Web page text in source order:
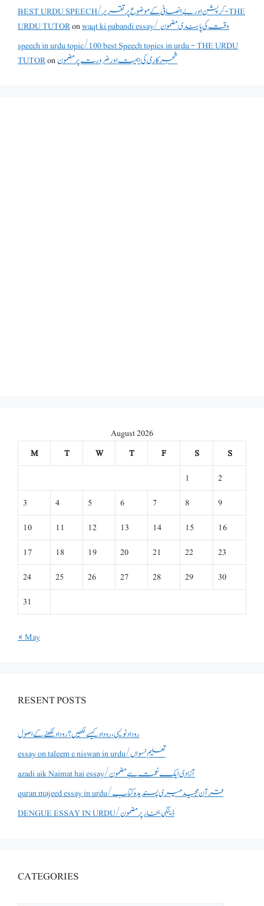
BEST URDU SPEECH/کرپشن اور بے انصافی کے موضوع پر تقریر - THE
URDU TUTORon
waqt ki pabandi essay/ وقت کی پابندی مضمون
speech in urdu topic/100 best Speech topics in urdu - THE URDU
TUTORonشجرکاری کی اہمیت اور ضرورت پر مضمون
August 2026
M
T W T F S
S
1
2
3
4 5 6 7 8
9
10
11 12 13 14 15
16
17
18 19 20 21 22
23
24
25 26 27 28 29
30
31
« May
RESENT POSTS
روداد نویسی ،روداد کیسے لکھیں؟ روداد لکھنے کے اصول
essay on taleem e niswan in urdu/تعلیم نسواں
azadi aik Naimat hai essay/آزادی ایک نعمت ہے مضمون
quran majeed essay in urdu/قرآن مجید میری پسندیدہ کتاب
DENGUE ESSAY IN URDU/ڈینگی بخار پر مضمون
CATEGORIES